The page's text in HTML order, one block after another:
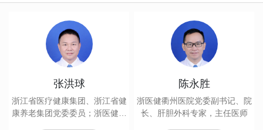
张洪球
浙江省医疗健康集团、浙江省健
康养老集团党委委员；浙医健衢
陈永胜
浙医健衢州医院党委副书记、院
长、肝胆外科专家，主任医师